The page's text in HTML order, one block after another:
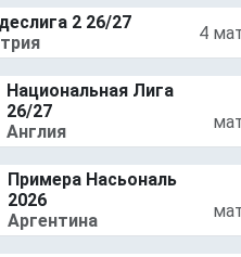
2 26/27
4
Национальная Лига
26/27
Англия
Примера Насьональ
2026
Аргентина